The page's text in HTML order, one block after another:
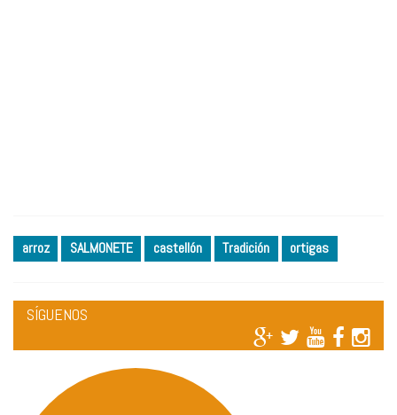
arroz SALMONETE castellón Tradición ortigas
SÍGUENOS